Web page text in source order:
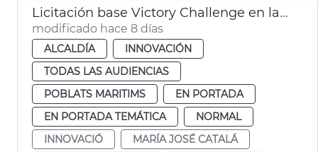
Licitación base Victory Challenge en la Marina de València
modificado hace 8 días
ALCALDÍA
INNOVACIÓN
TODAS LAS AUDIENCIAS
POBLATS MARITIMS
EN PORTADA
EN PORTADA TEMÁTICA
NORMAL
INNOVACIÓ
MARÍA JOSÉ CATALÁ